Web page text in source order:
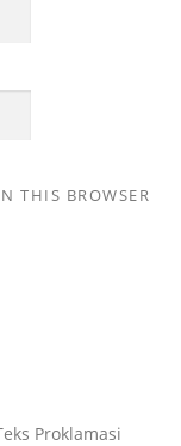
THIS BROWSER
Proklamasi